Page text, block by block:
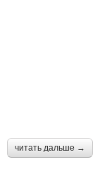
читать дальше →